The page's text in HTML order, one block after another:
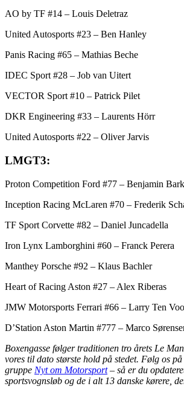
AO by TF #14 – Louis Deletraz
United Autosports #23 – Ben Hanley
Panis Racing #65 – Mathias Beche
IDEC Sport #28 – Job van Uitert
VECTOR Sport #10 – Patrick Pilet
DKR Engineering #33 – Laurents Hörr
United Autosports #22 – Oliver Jarvis
LMGT3:
Proton Competition Ford #77 – Benjamin
Inception Racing McLaren #70 – Frederik
TF Sport Corvette #82 – Daniel Juncadella
Iron Lynx Lamborghini #60 – Franck Perera
Manthey Porsche #92 – Klaus Bachler
Heart of Racing Aston #27 – Alex Riberas
JMW Motorsports Ferrari #66 – Larry Ten
D’Station Aston Martin #777 – Marco
Boxengasse følger traditionen tro årets Le
vores til dato største hold på stedet. Følg os på
gruppe Nyt om Motorsport– så er du
sportsvognsløb og de i alt 13 danske kørere,